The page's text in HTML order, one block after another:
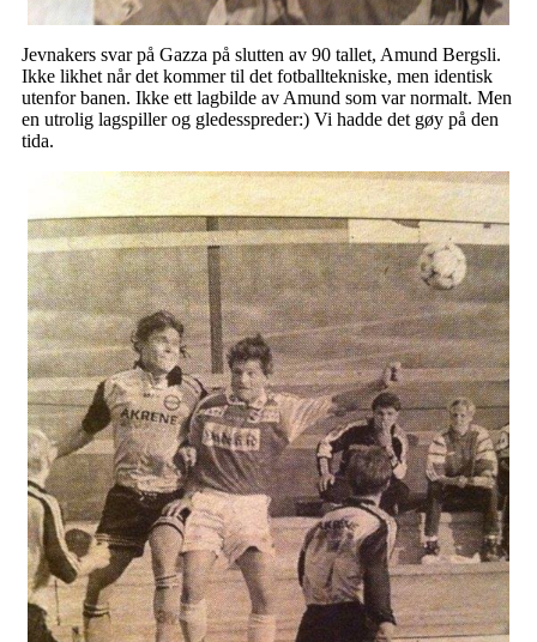
Jevnakers svar på Gazza på slutten av 90 tallet, Amund Bergsli.
Ikke likhet når det kommer til det fotballtekniske, men identisk
utenfor banen. Ikke ett lagbilde av Amund som var normalt. Men
en utrolig lagspiller og gledesspreder:) Vi hadde det gøy på den
tida.